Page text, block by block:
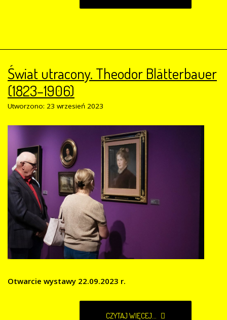
Świat utracony. Theodor Blätterbauer
(1823–1906)
Utworzono: 23 wrzesień 2023
Otwarcie wystawy 22.09.2023 r.
CZYTAJ WIĘCEJ...